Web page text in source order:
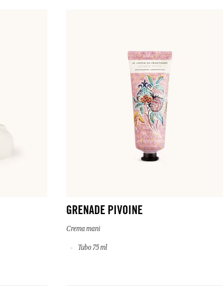
GRENADE PIVOINE
Crema mani
Tubo 75 ml